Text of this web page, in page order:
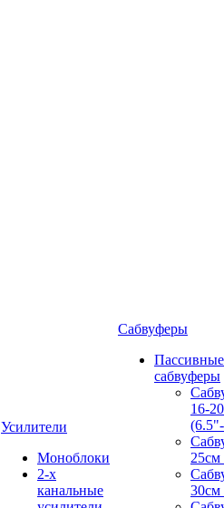
Усилители
Моноблоки
2-х
канальные
Сабвуферы
Пассивные
сабвуферы
16-
30см